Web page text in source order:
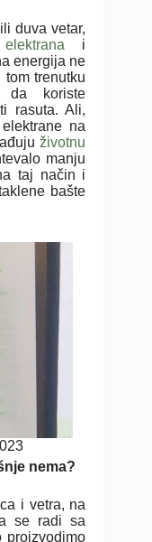
duva vetar,
i
energija ne
trenutku
da koriste
rasuta. Ali,
na
životnu
manju
taj način i
bašte
nema?
i vetra, na
se radi sa
proizvodimo